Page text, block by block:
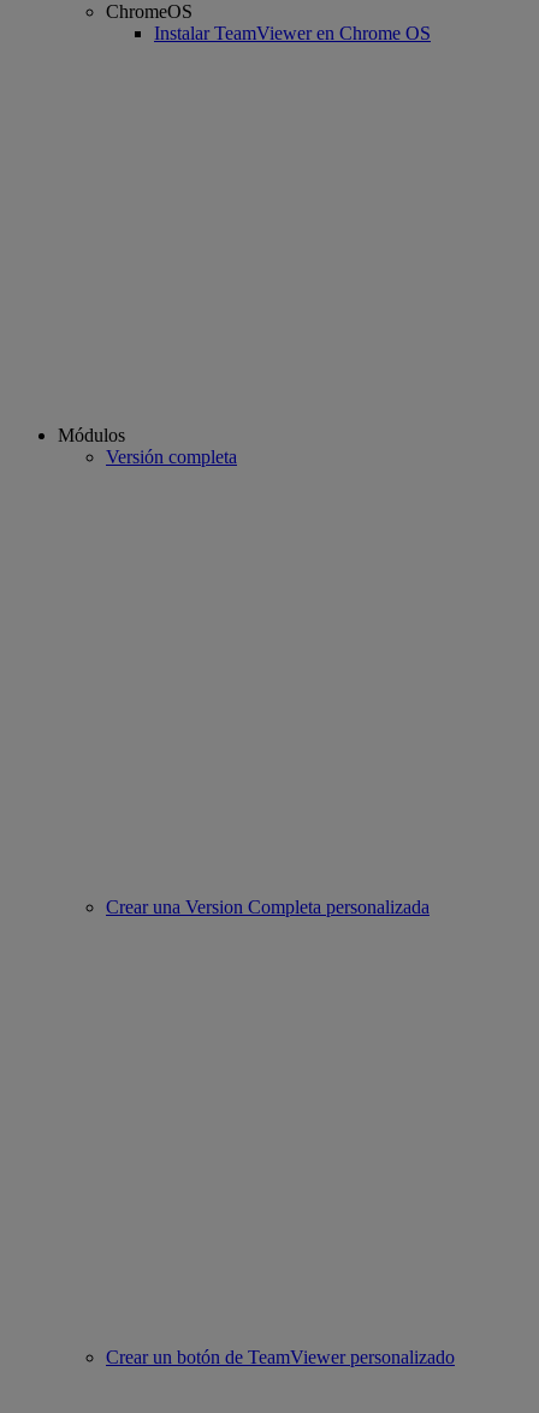
ChromeOS
Instalar TeamViewer en Chrome OS
Módulos
Versión completa
Crear una Version Completa personalizada
Crear un botón de TeamViewer personalizado